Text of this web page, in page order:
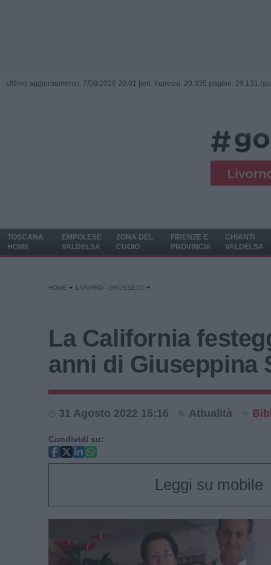
Ultimo aggiornamento: 7/08/2026 20:01 | ieri: Ingressi: 20.335 pagine: 29.131
TOSCANA
HOME
EMPOLESE
VALDELSA
ZONA DEL
CUOIO
FIRENZE E
PROVINCIA
CHIANTI
VALDELSA
HOME LIVORNO - GROSSETO
La California
anni di Giuseppina
31 Agosto 2022 15:16 Attualità
Condividi su:
Leggi su mobile